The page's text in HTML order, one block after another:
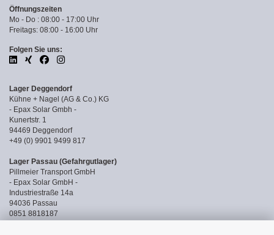
Öffnungszeiten
Mo - Do : 08:00 - 17:00 Uhr
Freitags: 08:00 - 16:00 Uhr
Folgen Sie uns:
Lager Deggendorf
Kühne + Nagel (AG & Co.) KG
- Epax Solar Gmbh -
Kunertstr. 1
94469 Deggendorf
+49 (0) 9901 9499 817
Lager Passau (Gefahrgutlager)
Pillmeier Transport GmbH
- Epax Solar GmbH -
Industriestraße 14a
94036 Passau
0851 8818187